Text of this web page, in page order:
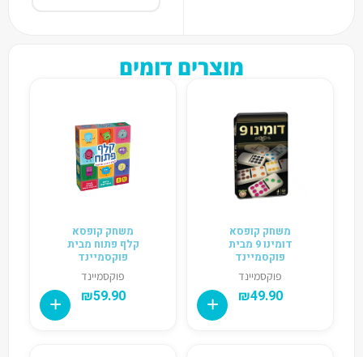
מוצרים דומים
משחק קופסא
דומינו 9 מבית
פוקסמיינד
פוקסמיינד
₪49.90
משחק קופסא
קלף פתוח מבית
פוקסמיינד
פוקסמיינד
₪59.90